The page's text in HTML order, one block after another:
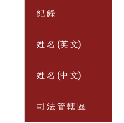
紀 錄
姓 名 (英 文)
姓 名 (中 文)
司 法 管 轄 區